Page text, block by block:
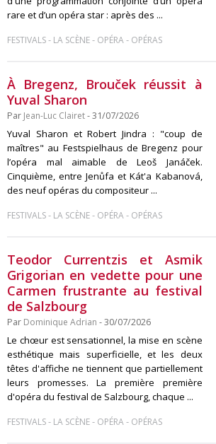
rare et d’un opéra star : après des ...
FESTIVALS- LA SCÈNE- OPÉRA- OPÉRAS
À Bregenz, Brouček réussit à
Yuval Sharon
Par Jean-Luc Clairet- 31/07/2026
Yuval Sharon et Robert Jindra : "coup de
maîtres" au Festspielhaus de Bregenz pour
l’opéra mal aimable de Leoš Janáček.
Cinquième, entre Jenůfa et Kát'a Kabanová,
des neuf opéras du compositeur ...
FESTIVALS- LA SCÈNE- OPÉRA- OPÉRAS
Teodor Currentzis et Asmik
Grigorian en vedette pour une
Carmen frustrante au festival
de Salzbourg
Par Dominique Adrian - 30/07/2026
Le chœur est sensationnel, la mise en scène
esthétique mais superficielle, et les deux
têtes d'affiche ne tiennent que partiellement
leurs promesses. La première première
d'opéra du festival de Salzbourg, chaque ...
FESTIVALS- LA SCÈNE- OPÉRA- OPÉRAS